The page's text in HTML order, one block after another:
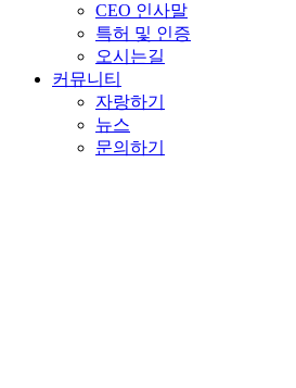
CEO 인사말
특허 및 인증
오시는길
커뮤니티
자랑하기
뉴스
문의하기